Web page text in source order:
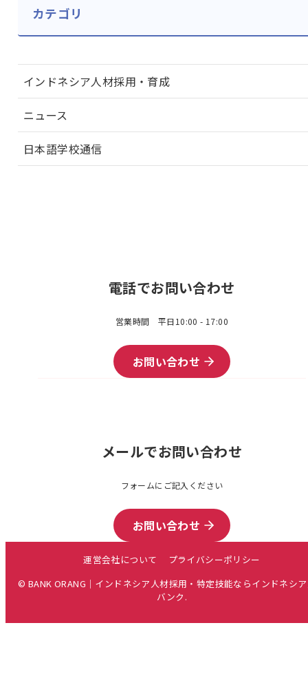
カテゴリ
インドネシア人材採用・育成
ニュース
日本語学校通信
電話でお問い合わせ
営業時間 平日10:00 - 17:00
お問い合わせ
メールでお問い合わせ
フォームにご記入ください
お問い合わせ
運営会社について
プライバシーポリシー
© BANK ORANG｜インドネシア人材採用・特定技能ならインドネシ
バンク.